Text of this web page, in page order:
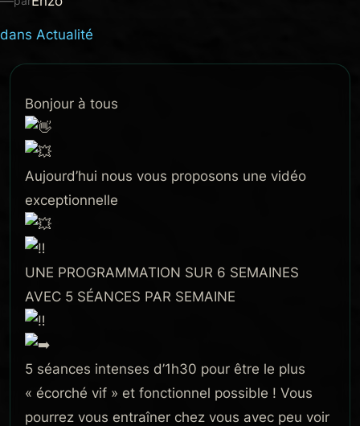
dans Actualité
Bonjour à tous
Aujourd’hui nous vous proposons une vidéo
exceptionnelle ️
UNE PROGRAMMATION SUR 6 SEMAINES
AVEC 5 SÉANCES PAR SEMAINE
5 séances intenses d’1h30 pour être le plus
« écorché vif » et fonctionnel possible ! Vous
pourrez vous entraîner chez vous avec peu voir